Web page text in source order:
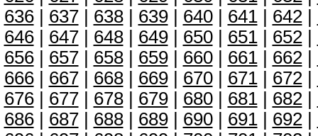
636| 637| 638| 639| 640| 641| 642|
646| 647| 648| 649| 650| 651| 652|
656| 657| 658| 659| 660| 661| 662|
666| 667| 668| 669| 670| 671| 672|
676| 677| 678| 679| 680| 681| 682|
686| 687| 688| 689| 690| 691| 692|